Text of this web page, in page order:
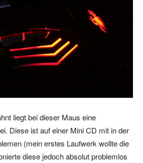
liegt bei dieser Maus eine
Diese ist auf einer Mini CD mit in der
(mein erstes Laufwerk wollte die
diese jedoch absolut problemlos